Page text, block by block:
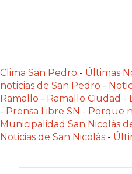
DE
ARRECIFES
NOTICIAS
DE
SALTO
Y
Clima San Pedro - Últimas
noticias de San Pedro -
Ramallo - Ramallo Ciudad -
- Prensa Libre SN - Porque
Municipalidad San Nicolás
Noticias de San Nicolás -